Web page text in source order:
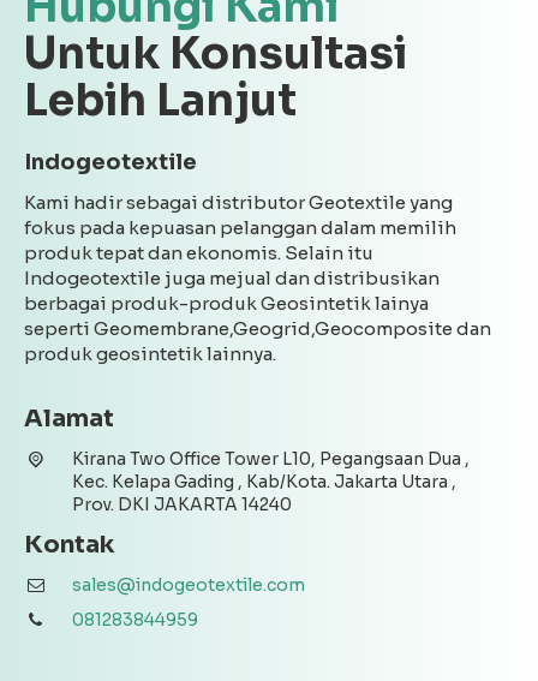
Untuk Konsultasi
Lebih Lanjut
Indogeotextile
Kami hadir sebagai distributor Geotextile yang
fokus pada kepuasan pelanggan dalam memilih
produk tepat dan ekonomis. Selain itu
Indogeotextile juga mejual dan distribusikan
berbagai produk-produk Geosintetik lainya
seperti Geomembrane,Geogrid,Geocomposite dan
produk geosintetik lainnya.
Alamat
Kirana Two Office Tower L10, Pegangsaan Dua ,
Kec. Kelapa Gading , Kab/Kota. Jakarta Utara ,
Prov. DKI JAKARTA 14240
Kontak
sales@indogeotextile.com
081283844959